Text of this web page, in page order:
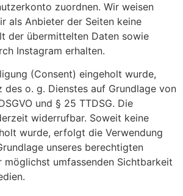
zuordnen. Wir weisen
als Anbieter der Seiten keine
der übermittelten Daten sowie
Instagram erhalten.
(Consent) eingeholt wurde,
o. g. Dienstes auf Grundlage von
und § 25 TTDSG. Die
widerrufbar. Soweit keine
wurde, erfolgt die Verwendung
unseres berechtigten
möglichst umfassenden Sichtbarkeit